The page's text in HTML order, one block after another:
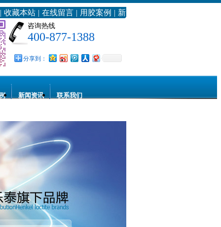
| 收藏本站 | 在线留言 | 用胶案例 | 新
浪微博
咨询热线
400-877-1388
分享到：
新闻资讯 联系我们